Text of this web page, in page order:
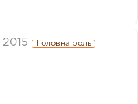
2015 Головна роль